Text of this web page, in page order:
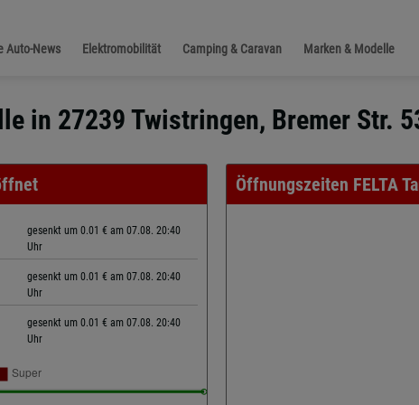
Auto-News Elektromobilität Camping & Caravan Marken & Modelle
in 27239 Twistringen, Bremer Str.
gesenkt um 0.01 € am 07.08. 20:40
Uhr
gesenkt um 0.01 € am 07.08. 20:40
Uhr
gesenkt um 0.01 € am 07.08. 20:40
Uhr
Öffnungszeiten FELTA